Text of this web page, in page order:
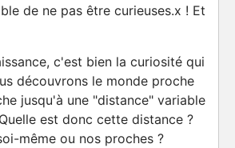
de ne pas être curieuses.x ! Et
c'est bien la curiosité qui
découvrons le monde proche
jusqu'à une "distance" variable
est donc cette distance ?
même ou nos proches ?